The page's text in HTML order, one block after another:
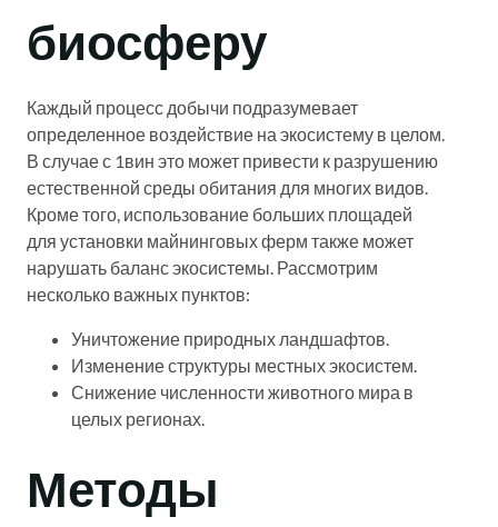
биосферу
Каждый процесс добычи подразумевает
определенное воздействие на экосистему в целом.
В случае с 1вин это может привести к разрушению
естественной среды обитания для многих видов.
Кроме того, использование больших площадей
для установки майнинговых ферм также может
нарушать баланс экосистемы. Рассмотрим
несколько важных пунктов:
Уничтожение природных ландшафтов.
Изменение структуры местных экосистем.
Снижение численности животного мира в
целых регионах.
Методы